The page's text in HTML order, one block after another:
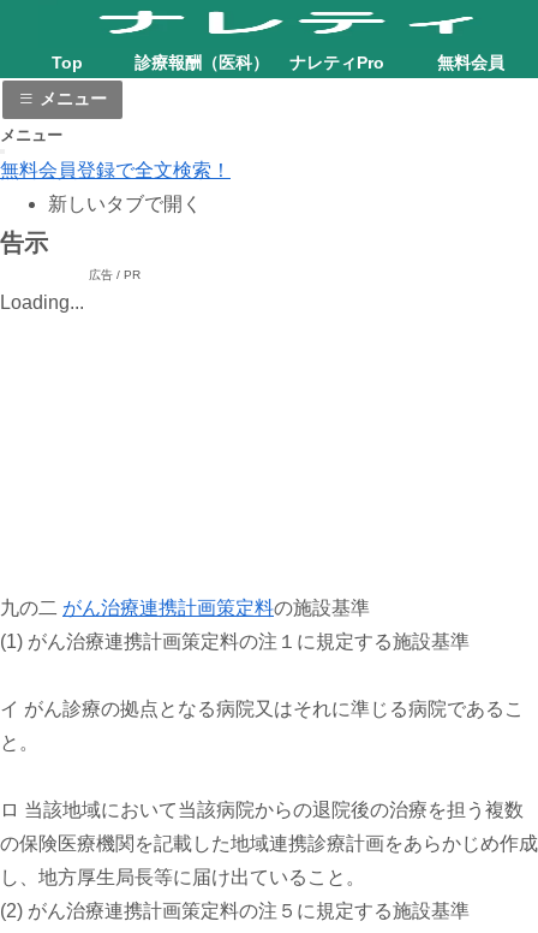
Top 診療報酬（医科） ナレティPro
無料会員
メニュー
メニュー
無料会員登録で全文検索！
新しいタブで開く
告示
広告 / PR
Loading...
九の二 がん治療連携計画策定料の施設基準
(1) がん治療連携計画策定料の注１に規定する施設基準
イ がん診療の拠点となる病院又はそれに準じる病院であるこ
と。
ロ 当該地域において当該病院からの退院後の治療を担う複数
の保険医療機関を記載した地域連携診療計画をあらかじめ作成
し、地方厚生局長等に届け出ていること。
(2) がん治療連携計画策定料の注５に規定する施設基準